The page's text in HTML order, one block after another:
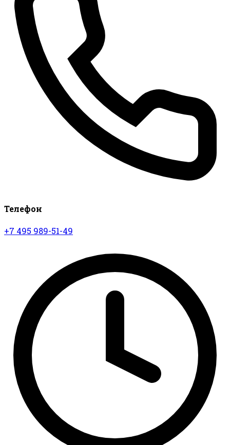
Телефон
+7 495 989-51-49